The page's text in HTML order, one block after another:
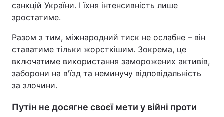
санкцій України. І їхня інтенсивність лише
зростатиме.
Разом з тим, міжнародний тиск не ослабне – він
ставатиме тільки жорсткішим. Зокрема, це
включатиме використання заморожених активів,
заборони на в'їзд та неминучу відповідальність
за злочини.
Путін не досягне своєї мети у війні проти